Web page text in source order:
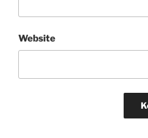
Website